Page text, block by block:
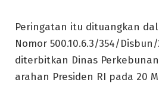
Peringatan itu dituangkan
Nomor 500.10.6.3/354/
diterbitkan Dinas
arahan Presiden RI pada 20